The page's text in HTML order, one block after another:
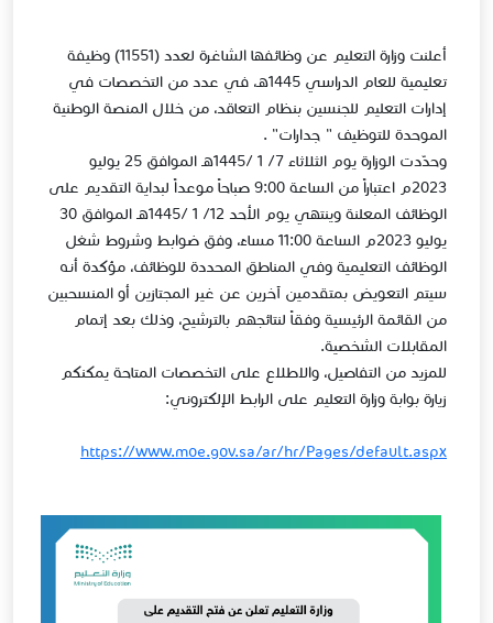
أعلنت وزارة التعليم عن وظائفها الشاغرة لعدد (11551) وظيفة
تعليمية للعام الدراسي 1445هـ، في عدد من التخصصات في
إدارات التعليم للجنسين بنظام التعاقد، من خلال المنصة الوطنية
الموحدة للتوظيف " جدارات" .
وحدّدت الوزارة يوم الثلاثاء 7/ 1 /1445هـ الموافق 25 يوليو
2023م اعتباراً من الساعة 9:00 صباحاً موعداً لبداية التقديم على
الوظائف المعلنة وينتهي يوم الأحد 12/ 1 /1445هـ الموافق 30
يوليو 2023م الساعة 11:00 مساءً، وفق ضوابط وشروط شغل
الوظائف التعليمية وفي المناطق المحددة للوظائف، مؤكدة أنه
سيتم التعويض بمتقدمين آخرين عن غير المجتازين أو المنسحبين
من القائمة الرئيسية وفقاً لنتائجهم بالترشيح، وذلك بعد إتمام
المقابلات الشخصية.
للمزيد من التفاصيل، والاطلاع على التخصصات المتاحة يمكنكم
زيارة بوابة وزارة التعليم على الرابط الإلكتروني:​​
https://www.moe.gov.sa/ar/hr/Pages/default.aspx​​